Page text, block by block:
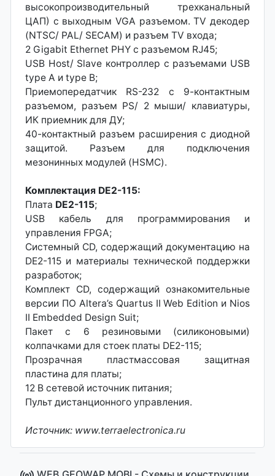
высокопроизводительный трехканальный
ЦАП) с выходным VGA разъемом. TV декодер
(NTSC/ PAL/ SECAM) и разъем TV входа;
2 Gigabit Ethernet PHY с разъемом RJ45;
USB Host/ Slave контроллер с разъемами USB
type A и type B;
Приемопередатчик RS-232 с 9-контактным
разъемом, разъем PS/ 2 мыши/ клавиатуры,
ИК приемник для ДУ;
40-контактный разъем расширения с диодной
защитой. Разъем для подключения
мезонинных модулей (HSMC).
Комплектация DE2-115:
Плата DE2-115;
USB кабель для программирования и
управления FPGA;
Системный CD, содержащий документацию на
DE2-115 и материалы технической поддержки
разработок;
Комплект CD, содержащий ознакомительные
версии ПО Altera’s Quartus II Web Edition и Nios
II Embedded Design Suit;
Пакет с 6 резиновыми (силиконовыми)
колпачками для стоек платы DE2-115;
Прозрачная пластмассовая защитная
пластина для платы;
12 В сетевой источник питания;
Пульт дистанционного управления.
Источник: www.terraelectronica.ru